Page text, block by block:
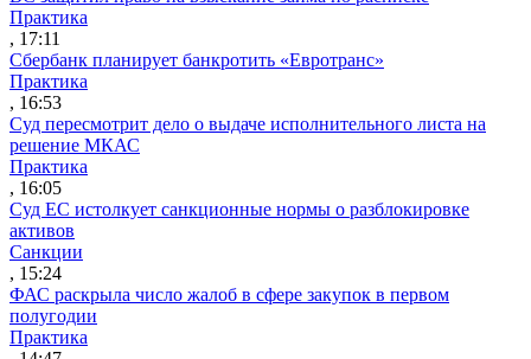
Практика
, 17:11
Сбербанк планирует банкротить «Евротранс»
Практика
, 16:53
Суд пересмотрит дело о выдаче исполнительного листа на
решение МКАС
Практика
, 16:05
Суд ЕС истолкует санкционные нормы о разблокировке
активов
Санкции
, 15:24
ФАС раскрыла число жалоб в сфере закупок в первом
полугодии
Практика